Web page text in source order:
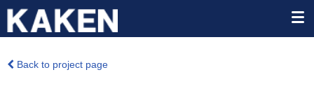
Back to project page